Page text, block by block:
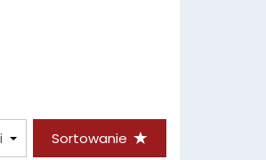
Sortowanie